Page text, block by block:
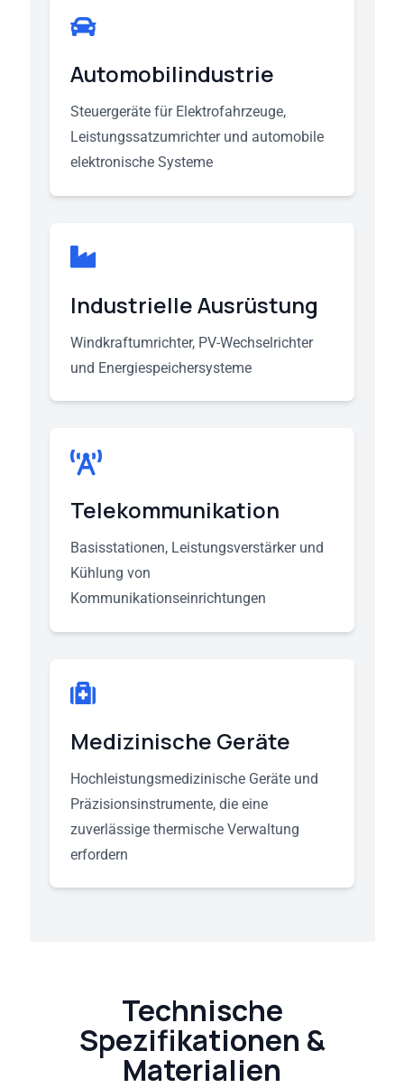
Automobilindustrie
Steuergeräte für Elektrofahrzeuge,
Leistungssatzumrichter und automobile
elektronische Systeme
Industrielle Ausrüstung
Windkraftumrichter, PV-Wechselrichter
und Energiespeichersysteme
Telekommunikation
Basisstationen, Leistungsverstärker und
Kühlung von
Kommunikationseinrichtungen
Medizinische Geräte
Hochleistungsmedizinische Geräte und
Präzisionsinstrumente, die eine
zuverlässige thermische Verwaltung
erfordern
Technische
Spezifikationen &
Materialien